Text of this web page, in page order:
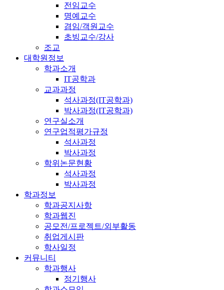
전임교수
명예교수
겸임/객원교수
초빙교수/강사
조교
대학원정보
학과소개
IT공학과
교과과정
석사과정(IT공학과)
박사과정(IT공학과)
연구실소개
연구업적평가규정
석사과정
박사과정
학위논문현황
석사과정
박사과정
학과정보
학과공지사항
학과웹진
공모전/프로젝트/외부활동
취업게시판
학사일정
커뮤니티
학과행사
정기행사